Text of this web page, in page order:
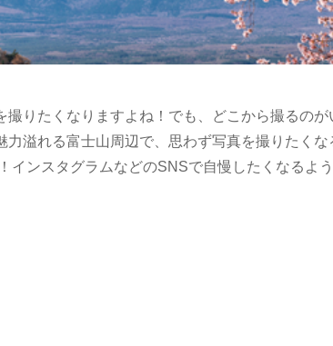
撮りたくなりますよね！でも、どこから撮るの
溢れる富士山周辺で、思わず写真を撮りたくな
インスタグラムなどのSNSで自慢したくなるよ